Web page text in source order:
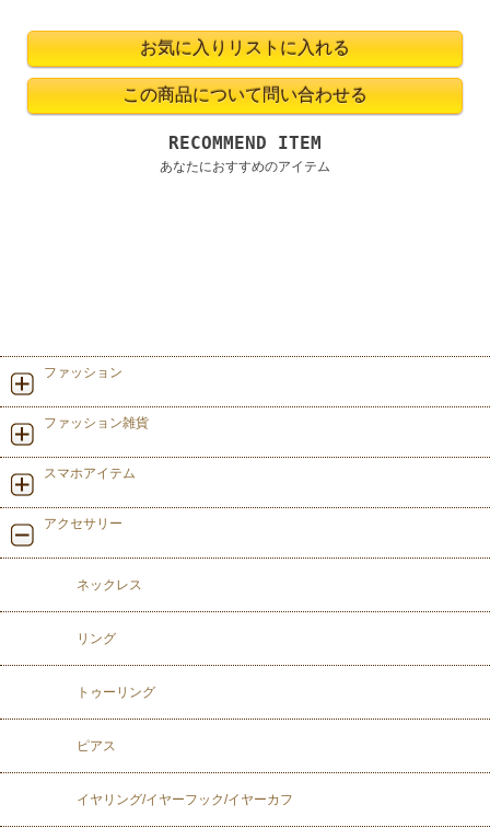
RECOMMEND ITEM
あなたにおすすめのアイテム
ファッション
ファッション雑貨
スマホアイテム
アクセサリー
ネックレス
リング
トゥーリング
ピアス
イヤリング/イヤーフック/イヤーカフ